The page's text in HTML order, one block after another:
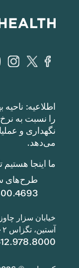
اطلاعیه:
می‌دهد.
ما اینجا
طرح‌های
خیابان سزار چاوز
آستین، تگزاس ۷۸۷۰۲